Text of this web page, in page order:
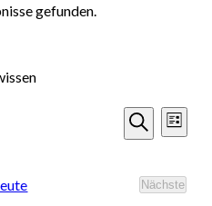
gefunden.
und
Suche
Liste
Nächste